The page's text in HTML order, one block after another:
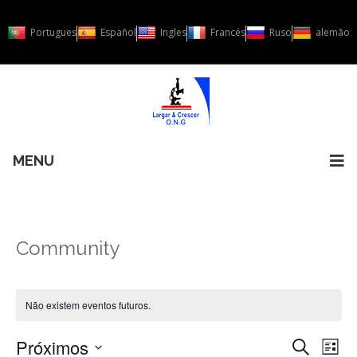
Portugues Español Ingles Francés Ruso alemão
MENU
Community
Não existem eventos futuros.
LISTA
Próximos